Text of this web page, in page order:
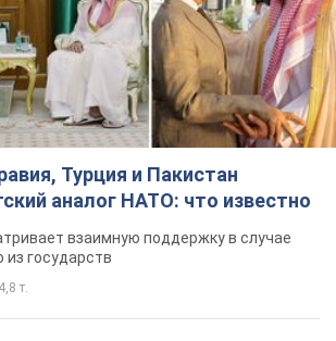
Турция и Пакистан
аналог НАТО: что известно
взаимную поддержку в случае
государств
4,8 т.